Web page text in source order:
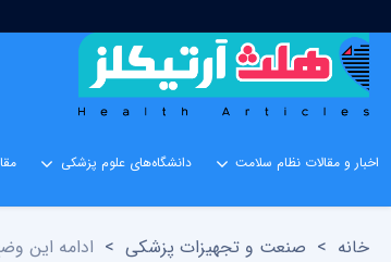
اخبار و مقالات نظام سلامت دانشگاه‌های علوم پزشکی
خانه > صنعت و تجهیزات پزشکی > ادامه این